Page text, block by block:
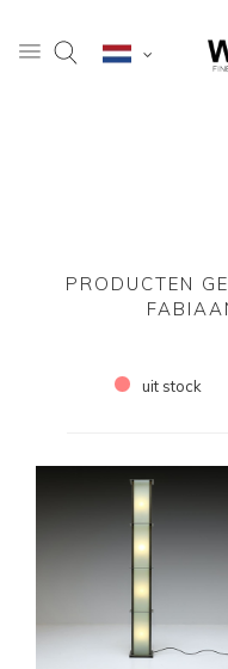
PRODUCTEN
uit stock